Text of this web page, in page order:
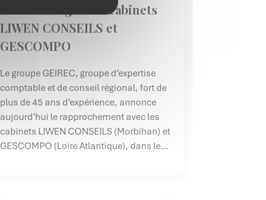
Geirec intègre les cabinets
LIWEN CONSEILS et
GESCOMPO
Le groupe GEIREC, groupe d’expertise
comptable et de conseil régional, fort de
plus de 45 ans d’expérience, annonce
aujourd’hui le rapprochement avec les
cabinets LIWEN CONSEILS (Morbihan) et
GESCOMPO (Loire Atlantique), dans le